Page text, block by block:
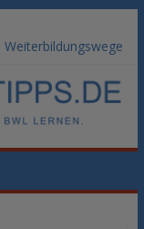
Tools für die
und
Learning versus